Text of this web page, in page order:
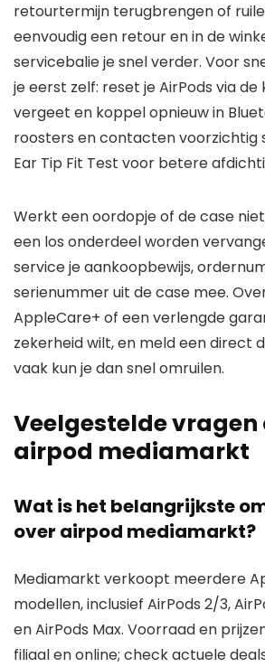
retourtermijn terugbrengen of
eenvoudig een retour en in de
servicebalie je snel verder. Voor
je eerst zelf: reset je AirPods via
vergeet en koppel opnieuw in
roosters en contacten voorzichtig
Ear Tip Fit Test voor betere
Werkt een oordopje of de case
een los onderdeel worden
service je aankoopbewijs,
serienummer uit de case mee.
AppleCare+ of een verlengde
zekerheid wilt, en meld een direct
vaak kun je dan snel omruilen.
Veelgestelde vragen
airpod mediamarkt
Wat is het belangrijkste
over airpod mediamarkt?
Mediamarkt verkoopt meerdere
modellen, inclusief AirPods 2/3,
en AirPods Max. Voorraad en
filiaal en online; check actuele